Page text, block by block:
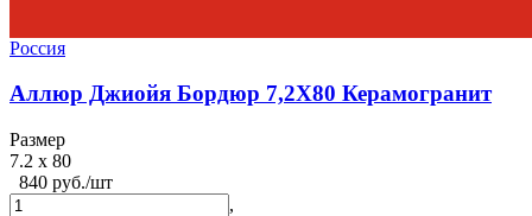
Россия
Аллюр Джиойя Бордюр 7,2X80 Керамогранит
Размер
7.2 x 80
840 руб./шт
,